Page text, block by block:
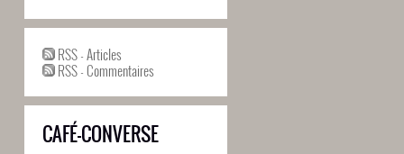
RSS - Articles
RSS - Commentaires
CAFÉ-CONVERSE